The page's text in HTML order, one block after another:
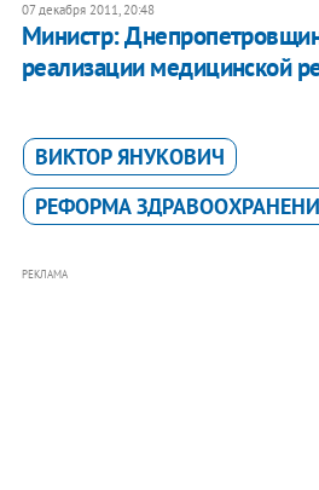
07 декабря 2011, 20:48
Министр:
реализации медицинской
ВИКТОР ЯНУКОВИЧ
РЕФОРМА
РЕКЛАМА